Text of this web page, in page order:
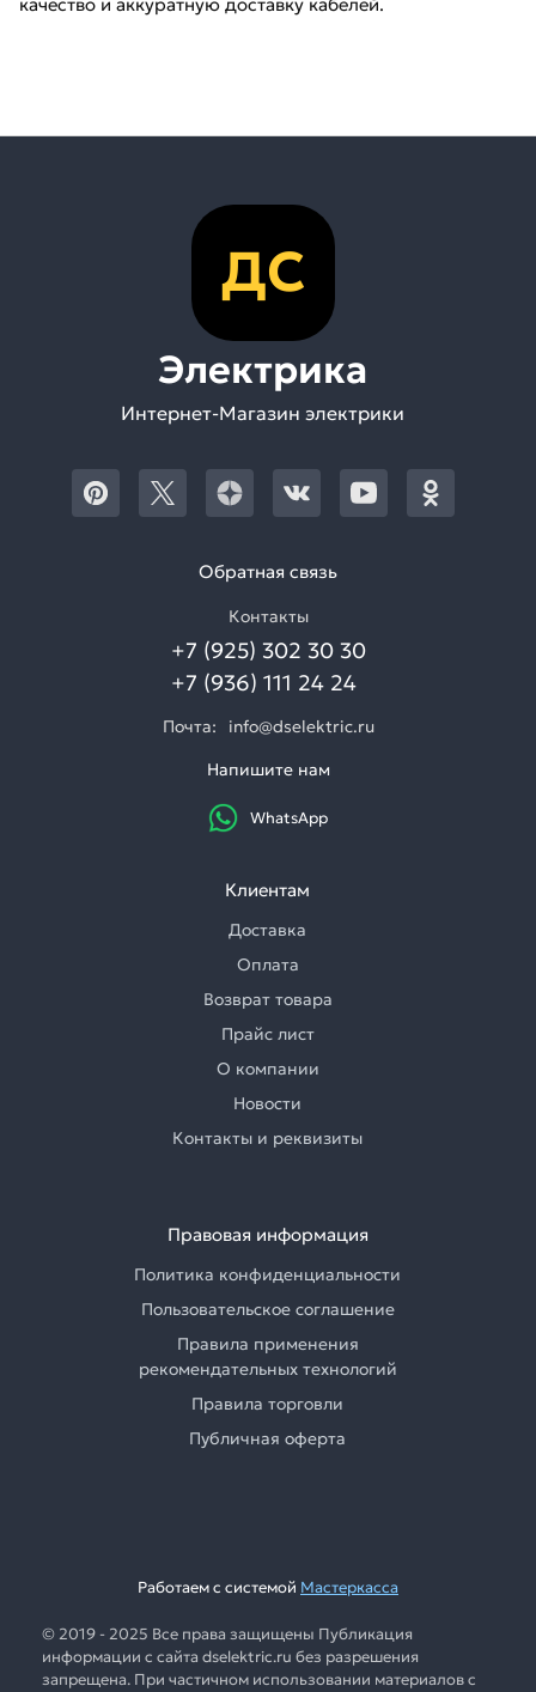
ДС
Электрика
Интернет-Магазин электрики
Обратная связь
Контакты
+7 (925) 302 30 30
+7 (936) 111 24 24
Почта:
info@dselektric.ru
Напишите нам
WhatsApp
Клиентам
Доставка
Оплата
Возврат товара
Прайс лист
О компании
Новости
Контакты и реквизиты
Правовая информация
Политика конфиденциальности
Пользовательское соглашение
Правила применения
рекомендательных технологий
Правила торговли
Публичная оферта
Работаем с системой Мастеркасса
© 2019 - 2025 Все права защищены Публикация
информации с сайта dselektric.ru без разрешения
запрещена. При частичном использовании материалов с